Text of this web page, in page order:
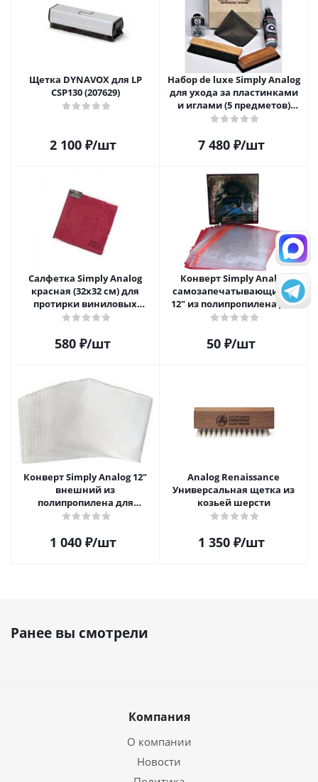
Щетка DYNAVOX для LP
CSP130 (207629)
2 100₽/шт
Набор de luxe Simply Analog
для ухода за пластинками
и иглами (5 предметов)
SAVC005
7 480₽/шт
Салфетка Simply Analog
красная (32х32 см) для
протирки виниловых
пластинок из микрофибры
580 ₽/шт
Конверт Simply Analog
самозапечатывающийся
12" из полипропилена для
пластинок
50 ₽/шт
Конверт Simply Analog 12"
внешний из
полипропилена для
пластинок (25шт)
1 040₽/шт
Analog Renaissance
Универсальная щетка из
козьей шерсти
1 350₽/шт
Ранее вы смотрели
Компания
О компании
Новости